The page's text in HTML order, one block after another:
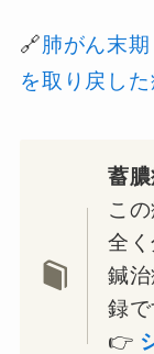
🔗肺がん末
を取り戻した
蓄
こ
全
鍼
録で
👉